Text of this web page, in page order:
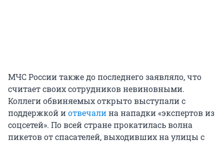
МЧС России также до последнего заявляло, что
считает своих сотрудников невиновными.
Коллеги обвиняемых открыто выступали с
поддержкой иотвечалина нападки «экспертов из
соцсетей». По всей стране прокатилась волна
пикетов от спасателей, выходивших на улицы с